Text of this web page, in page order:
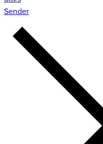
Sender